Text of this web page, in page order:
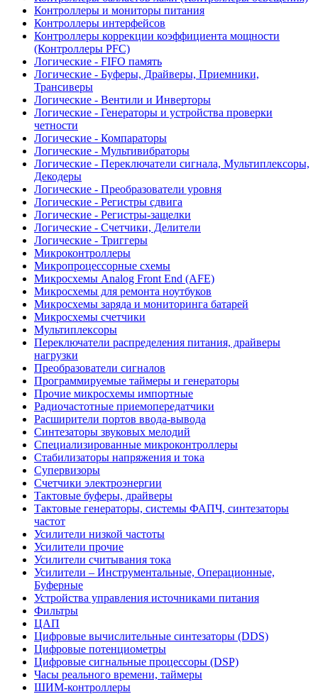
Контроллеры и мониторы питания
Контроллеры интерфейсов
Контроллеры коррекции коэффициента мощности
(Контроллеры PFC)
Логические - FIFO память
Логические - Буферы, Драйверы, Приемники,
Трансиверы
Логические - Вентили и Инверторы
Логические - Генераторы и устройства проверки
четности
Логические - Компараторы
Логические - Мультивибраторы
Логические - Переключатели сигнала, Мультиплексоры,
Декодеры
Логические - Преобразователи уровня
Логические - Регистры сдвига
Логические - Регистры-защелки
Логические - Счетчики, Делители
Логические - Триггеры
Микроконтроллеры
Микропроцессорные схемы
Микросхемы Analog Front End (AFE)
Микросхемы для ремонта ноутбуков
Микросхемы заряда и мониторинга батарей
Микросхемы счетчики
Мультиплексоры
Переключатели распределения питания, драйверы
нагрузки
Преобразователи сигналов
Программируемые таймеры и генераторы
Прочие микросхемы импортные
Радиочастотные приемопередатчики
Расширители портов ввода-вывода
Синтезаторы звуковых мелодий
Специализированные микроконтроллеры
Стабилизаторы напряжения и тока
Супервизоры
Счетчики электроэнергии
Тактовые буферы, драйверы
Тактовые генераторы, системы ФАПЧ, синтезаторы
частот
Усилители низкой частоты
Усилители прочие
Усилители считывания тока
Усилители – Инструментальные, Операционные,
Буферные
Устройства управления источниками питания
Фильтры
ЦАП
Цифровые вычислительные синтезаторы (DDS)
Цифровые потенциометры
Цифровые сигнальные процессоры (DSP)
Часы реального времени, таймеры
ШИМ-контроллеры